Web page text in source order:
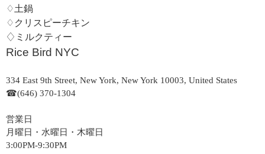
♢土鍋
♢クリスピーチキン
♢ミルクティー
Rice Bird NYC
334 East 9th Street, New York, New York 10003, United States
☎(646) 370-1304
営業日
月曜日・水曜日・木曜日
3:00PM-9:30PM